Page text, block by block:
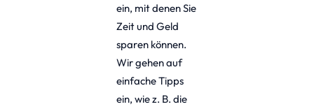
ein, mit denen Sie
Zeit und Geld
sparen können.
Wir gehen auf
einfache Tipps
ein, wie z. B. die